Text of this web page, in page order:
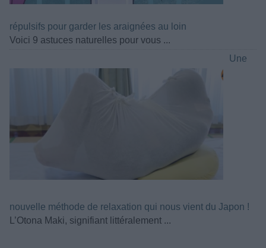
répulsifs pour garder les araignées au loin
Voici 9 astuces naturelles pour vous ...
Une
nouvelle méthode de relaxation qui nous vient du Japon !
L’Otona Maki, signifiant littéralement ...